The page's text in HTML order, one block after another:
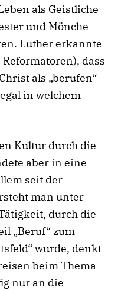
als Geistliche
und Mönche
Luther erkannte
dass
als „berufen“
in welchem
Kultur durch die
aber in eine
seit der
man unter
durch die
„Beruf“ zum
wurde, denkt
beim Thema
nur an die